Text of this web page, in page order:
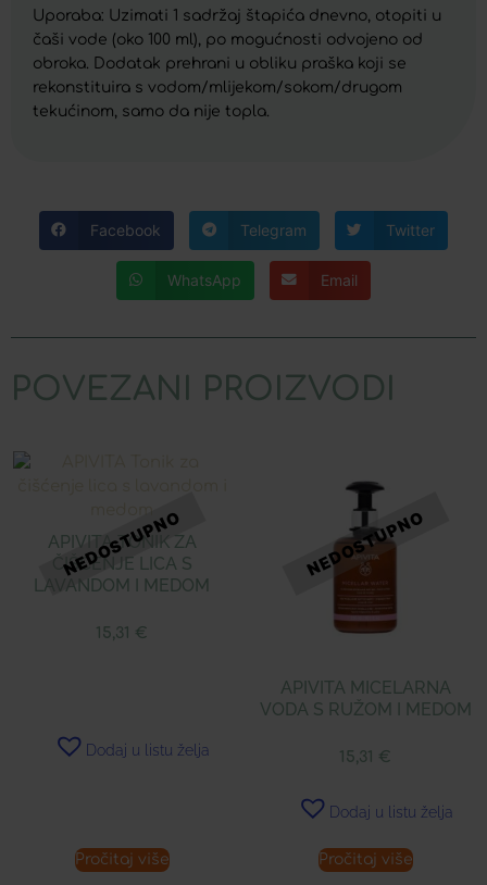
Uporaba: Uzimati 1 sadržaj štapića dnevno, otopiti u
čaši vode (oko 100 ml), po mogućnosti odvojeno od
obroka. Dodatak prehrani u obliku praška koji se
rekonstituira s vodom/mlijekom/sokom/drugom
tekućinom, samo da nije topla.
Facebook Telegram Twitter
WhatsApp Email
POVEZANI PROIZVODI
APIVITA TONIK ZA
ČIŠĆENJE LICA S
LAVANDOM I MEDOM
15,31 €
Dodaj u listu želja
Pročitaj više
APIVITA MICELARNA
VODA S RUŽOM I MEDOM
15,31 €
Dodaj u listu želja
Pročitaj više